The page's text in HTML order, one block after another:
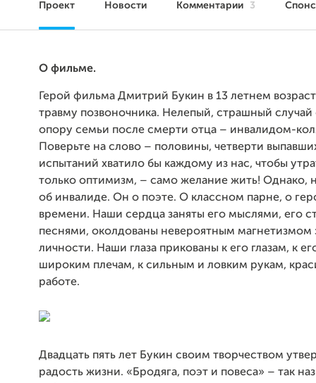
Проект Новости Комментарии 3
О фильме.
Герой фильма Дмитрий Букин в 13 летнем
травму позвоночника. Нелепый, страшный случай
опору семьи после смерти отца – инвалидом-
Поверьте на слово – половины, четверти
испытаний хватило бы каждому из нас, чтобы
только оптимизм, – само желание жить! Однако,
об инвалиде. Он о поэте. О классном парне, о
времени. Наши сердца заняты его мыслями, его
песнями, околдованы невероятным магнетизмом
личности. Наши глаза прикованы к его глазам, к
широким плечам, к сильным и ловким рукам,
работе.
Двадцать пять лет Букин своим творчеством
радость жизни. «Бродяга, поэт и повеса» – так